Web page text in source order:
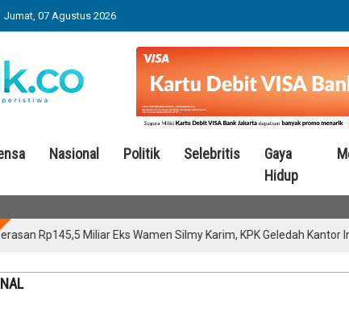
07 Agustus 2026
Nasional Politik Selebritis
Gaya
Hidup
Miliar Eks Wamen Silmy Karim, KPK Geledah Kantor Imigrasi